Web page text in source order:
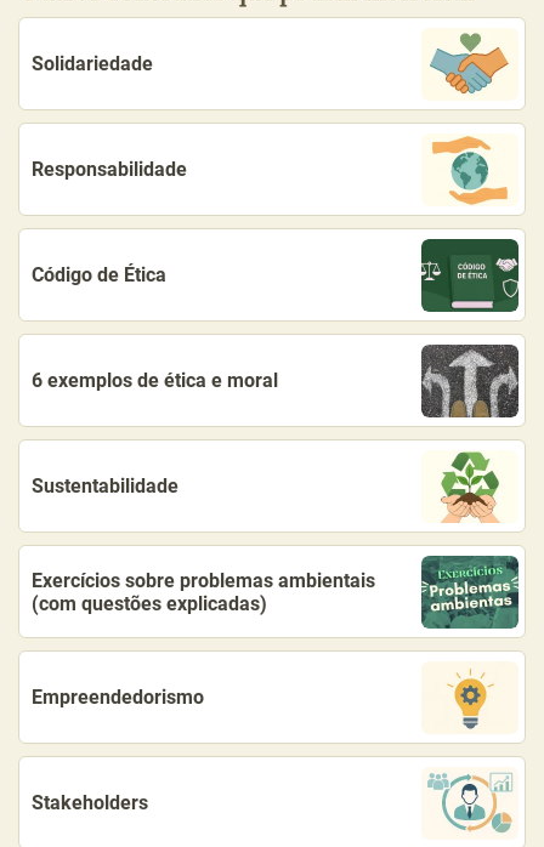
Solidariedade
Responsabilidade
Código de Ética
6 exemplos de ética e moral
Sustentabilidade
Exercícios sobre problemas ambientais
(com questões explicadas)
Empreendedorismo
Stakeholders